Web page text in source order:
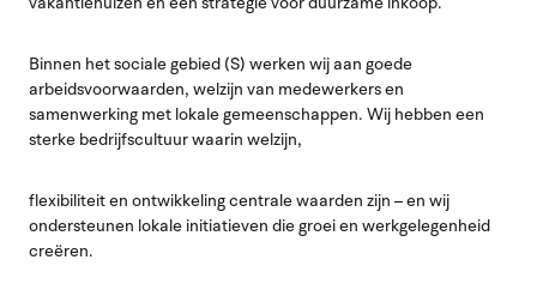
Binnen het sociale gebied (S) werken wij aan goede
arbeidsvoorwaarden, welzijn van medewerkers en
samenwerking met lokale gemeenschappen. Wij hebben een
sterke bedrijfscultuur waarin welzijn,
flexibiliteit en ontwikkeling centrale waarden zijn – en wij
ondersteunen lokale initiatieven die groei en werkgelegenheid
creëren.